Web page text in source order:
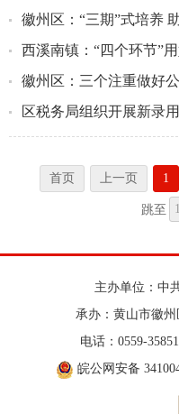
徽州区：“三期”式培养
徽州区：三个注重做好
首页 上一页 1
跳至
主办单位：中
承办：黄山市徽
电话：0559-
皖公网安备